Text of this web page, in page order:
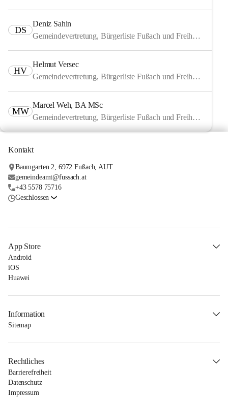
DS
Deniz Sahin
Gemeindevertretung, Bürgerliste Fußach und Freiheitliche
HV
Helmut Versec
Gemeindevertretung, Bürgerliste Fußach und Freiheitliche
MW
Marcel Weh, BA MSc
Gemeindevertretung, Bürgerliste Fußach und Freiheitliche
Kontakt
Baumgarten 2, 6972 Fußach, AUT
gemeindeamt@fussach.at
+43 5578 75716
Geschlossen
App Store
Android
iOS
Huawei
Information
Sitemap
Rechtliches
Barrierefreiheit
Datenschutz
Impressum